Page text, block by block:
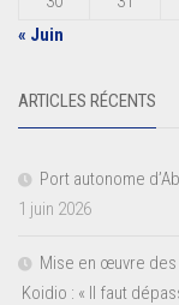
« Juin
ARTICLES RÉCENTS
Port autonome
1 juin 2026
Mise en œuvre
Koidio : « Il faut